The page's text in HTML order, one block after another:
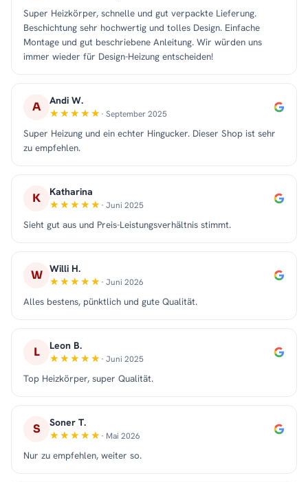
Super Heizkörper, schnelle und gut verpackte Lieferung.
Beschichtung sehr hochwertig und tolles Design. Einfache
Montage und gut beschriebene Anleitung. Wir würden uns
immer wieder für Design-Heizung entscheiden!
A Andi W.
· September 2025
Super Heizung und ein echter Hingucker. Dieser Shop ist sehr
zu empfehlen.
K Katharina
· Juni 2025
Sieht gut aus und Preis-Leistungsverhältnis stimmt.
W Willi H.
· Juni 2026
Alles bestens, pünktlich und gute Qualität.
L Leon B.
· Juni 2025
Top Heizkörper, super Qualität.
S Soner T.
· Mai 2026
Nur zu empfehlen, weiter so.